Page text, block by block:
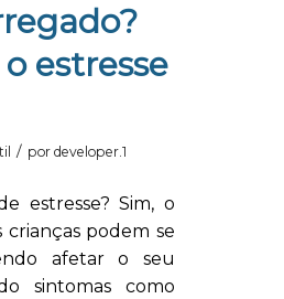
estresse
/ por developer.1
estresse? Sim, o
podem se
afetar o seu
sintomas como